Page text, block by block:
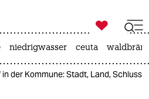
zahl ich
ich

taz zahl ich
niedrigwasser ceuta
der Kommune: Stadt, Land, Schluss